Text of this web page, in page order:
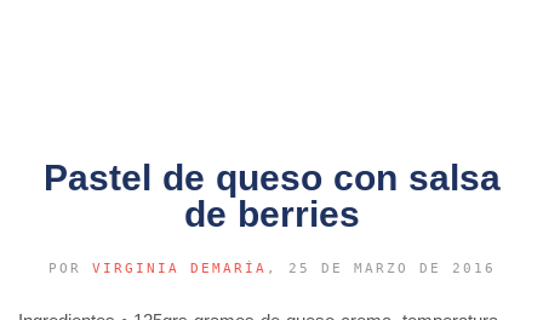
Pastel de queso con salsa
de berries
POR VIRGINIA DEMARÍA , 25 DE MARZO DE 2016